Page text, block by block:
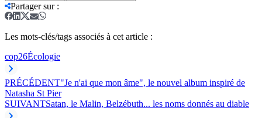
Partager sur:
Les mots-clés/tags associés à cet article :
cop26Écologie
PRÉCÉDENT"Je n'ai que mon âme", le nouvel album inspiré de
Natasha St Pier
SUIVANTSatan, le Malin, Belzébuth... les noms donnés au diable